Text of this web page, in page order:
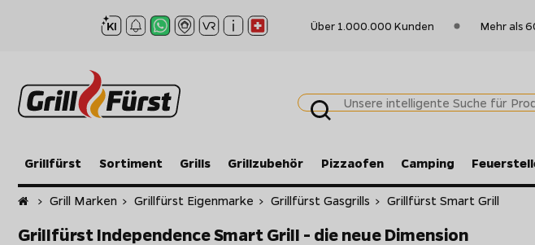
Über 1.000.000 Kunden Mehr als
Grillfürst Sortiment Grills Grillzubehör Pizzaofen Camping
Startseite
> Grill Marken > Grillfürst Eigenmarke > Grillfürst Gasgrills > Grillfürst Smart Grill
Grillfürst Independence Smart Grill - die neue Dimension